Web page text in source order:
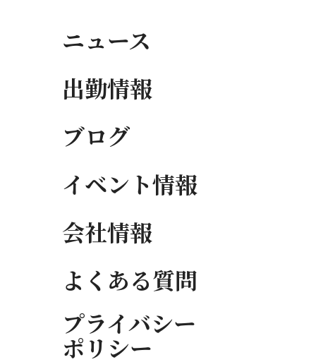
ニュース
出勤情報
ブログ
イベント情報
会社情報
よくある質問
プライバシー
ポリシー